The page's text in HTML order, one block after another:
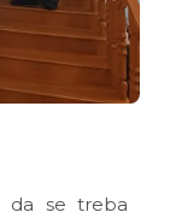
da se treba